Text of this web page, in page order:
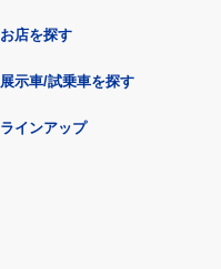
お店を探す
展示車/試乗車を探す
ラインアップ